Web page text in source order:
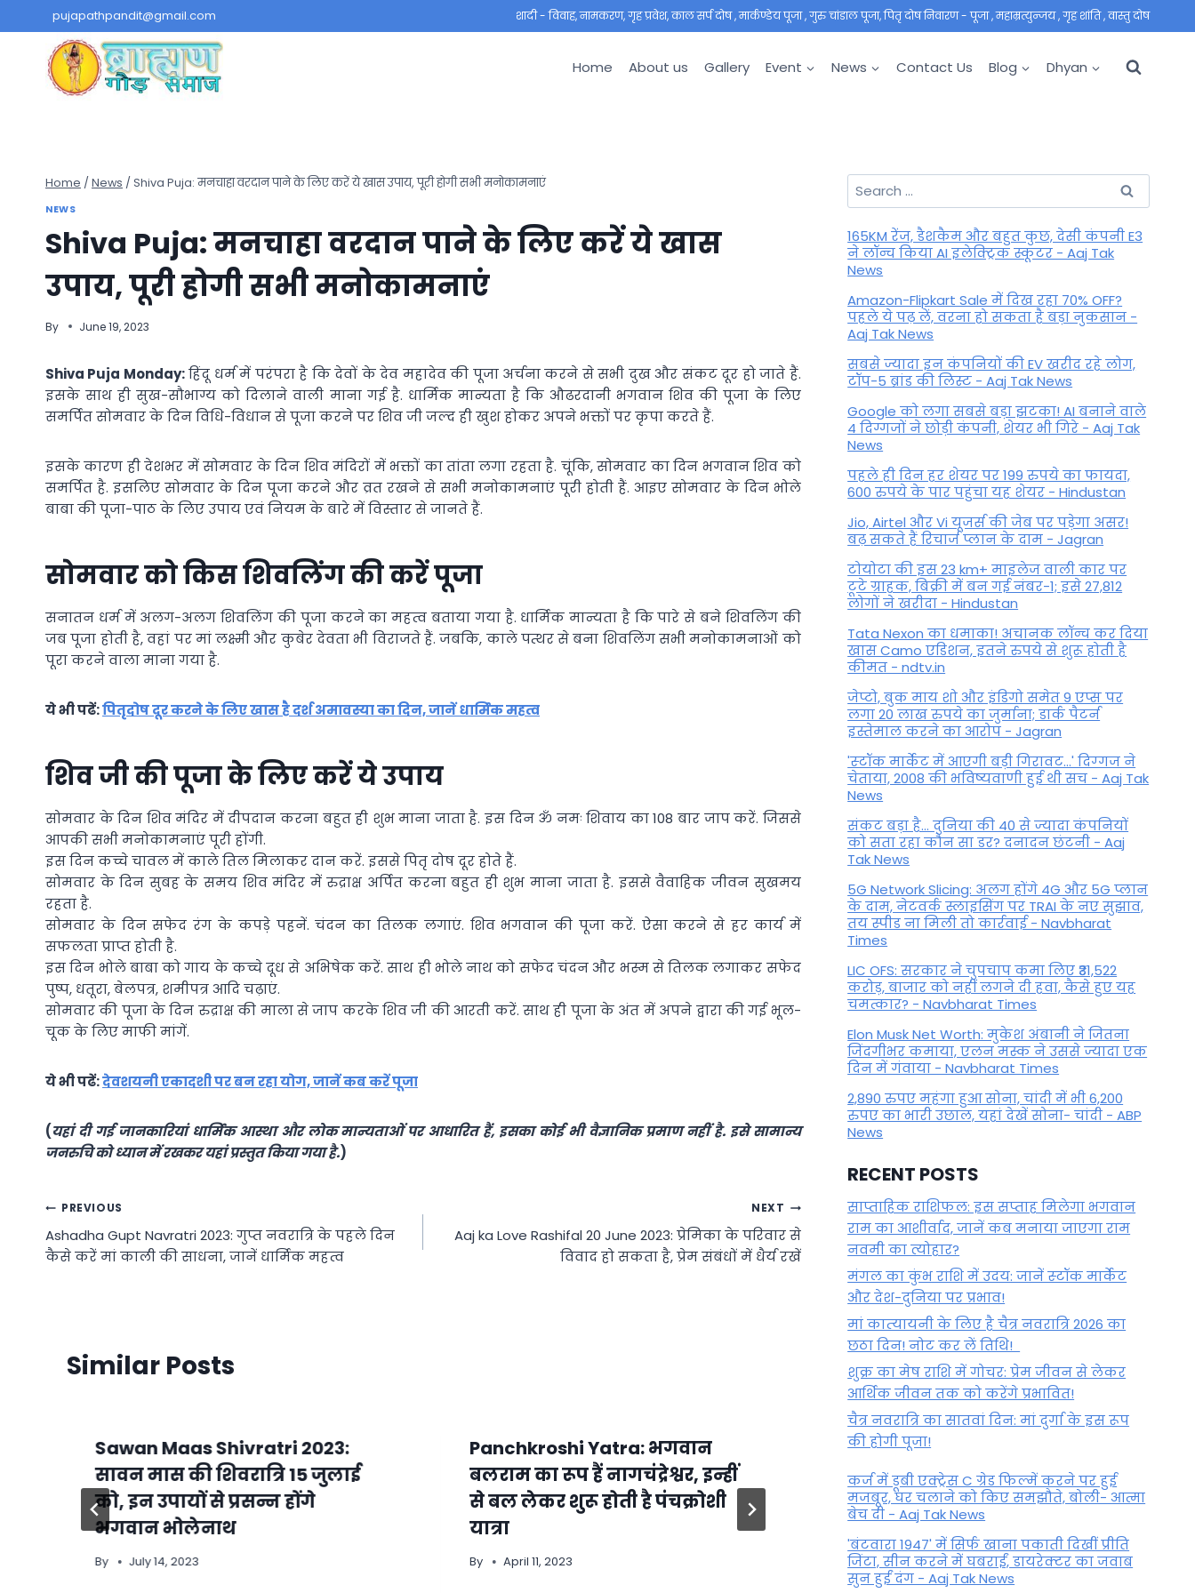
to
content
pujapathpandit@gmail.com शादी - विवाह, नामकरण, गृह प्रवेश, काल सर्प दोष , मार्कण्डेय पूजा , गुरु चांडाल पूजा, पितृ दोष निवारण - पूजा , महाम्रत्युन्जय , गृह शांति , वास्तु दोष
Home About us Gallery Event News Contact Us Blog Dhyan
Home / News / Shiva Puja: मनचाहा वरदान पाने के लिए करें ये खास उपाय, पूरी होगी सभी मनोकामनाएं
NEWS
Shiva Puja: मनचाहा वरदान पाने के लिए करें ये खास
उपाय, पूरी होगी सभी मनोकामनाएं
By June 19, 2023
Shiva Puja Monday:हिंदू धर्म में परंपरा है कि देवों के देव महादेव की पूजा अर्चना करने से सभी दुख और संकट दूर हो जाते हैं.
इसके साथ ही सुख-सौभाग्य को दिलाने वाली माना गई है. धार्मिक मान्यता है कि औढरदानी भगवान शिव की पूजा के लिए
समर्पित सोमवार के दिन विधि-विधान से पूजा करने पर शिव जी जल्द ही खुश होकर अपने भक्तों पर कृपा करते हैं.
इसके कारण ही देशभर में सोमवार के दिन शिव मंदिरों में भक्तों का तांता लगा रहता है. चूंकि, सोमवार का दिन भगवान शिव को
समर्पित है. इसलिए सोमवार के दिन पूजा करने और व्रत रखने से सभी मनोकामनाएं पूरी होती हैं. आइए सोमवार के दिन भोले
बाबा की पूजा-पाठ के लिए उपाय एवं नियम के बारे में विस्तार से जानते हैं.
सोमवार को किस शिवलिंग की करें पूजा
सनातन धर्म में अलग-अलग शिवलिंग की पूजा करने का महत्व बताया गया है. धार्मिक मान्यता है कि पारे से बने शिवलिंग की
जब पूजा होती है, वहां पर मां लक्ष्मी और कुबेर देवता भी विराजते हैं. जबकि, काले पत्थर से बना शिवलिंग सभी मनोकामनाओं को
पूरा करने वाला माना गया है.
ये भी पढें:पितृदोष दूर करने के लिए खास है दर्श अमावस्या का दिन, जानें धार्मिक महत्व
शिव जी की पूजा के लिए करें ये उपाय
सोमवार के दिन शिव मंदिर में दीपदान करना बहुत ही शुभ माना जाता है. इस दिन ॐ नमः शिवाय का 108 बार जाप करें. जिससे
आपकी सभी मनोकामनाएं पूरी होंगी.
इस दिन कच्चे चावल में काले तिल मिलाकर दान करें. इससे पितृ दोष दूर होते हैं.
सोमवार के दिन सुबह के समय शिव मंदिर में रुद्राक्ष अर्पित करना बहुत ही शुभ माना जाता है. इससे वैवाहिक जीवन सुखमय
रहता है.
सोमवार के दिन सफेद रंग के कपड़े पहनें. चंदन का तिलक लगाएं. शिव भगवान की पूजा करें. ऐसा करने से हर कार्य में
सफलता प्राप्त होती है.
इस दिन भोले बाबा को गाय के कच्चे दूध से अभिषेक करें. साथ ही भोले नाथ को सफेद चंदन और भस्म से तिलक लगाकर सफेद
पुष्प, धतूरा, बेलपत्र, शमीपत्र आदि चढ़ाएं.
सोमवार की पूजा के दिन रुद्राक्ष की माला से जाप करके शिव जी की आरती करें. साथ ही पूजा के अंत में अपने द्वारा की गई भूल-
चूक के लिए माफी मांगें.
ये भी पढें:देवशयनी एकादशी पर बन रहा योग, जानें कब करें पूजा
(यहां दी गई जानकारियां धार्मिक आस्था और लोक मान्यताओं पर आधारित हैं, इसका कोई भी वैज्ञानिक प्रमाण नहीं है. इसे सामान्य
जनरुचि को ध्यान में रखकर यहां प्रस्तुत किया गया है.)
Post
navigation
PREVIOUS
Ashadha Gupt Navratri 2023: गुप्त नवरात्रि के पहले दिन
कैसे करें मां काली की साधना, जानें धार्मिक महत्व
NEXT
Aaj ka Love Rashifal 20 June 2023: प्रेमिका के परिवार से
विवाद हो सकता है, प्रेम संबंधों में धैर्य रखें
Similar Posts
Sawan Maas Shivratri 2023:
सावन मास की शिवरात्रि 15 जुलाई
को, इन उपायों से प्रसन्न होंगे
भगवान भोलेनाथ
By July 14, 2023
Panchkroshi Yatra: भगवान
बलराम का रूप हैं नागचंद्रेश्वर, इन्हीं
से बल लेकर शुरू होती है पंचक्रोशी
यात्रा
By April 11, 2023
आज का धनु राशिफल, 18 सितंबर
2024, बुधवार – आशावाद के साथ
अवसरों को अपनाएं!
September 18, 2024
Search
for:
165KM रेंज, डैशकैम और बहुत कुछ, देसी कंपनी E3
ने लॉन्च किया AI इलेक्ट्रिक स्कूटर - Aaj Tak
News
Amazon-Flipkart Sale में दिख रहा 70% OFF?
पहले ये पढ़ लें, वरना हो सकता है बड़ा नुकसान -
Aaj Tak News
सबसे ज्यादा इन कंपनियों की EV खरीद रहे लोग,
टॉप-5 ब्रांड की लिस्ट - Aaj Tak News
Google को लगा सबसे बड़ा झटका! AI बनाने वाले
4 दिग्गजों ने छोड़ी कंपनी, शेयर भी गिरे - Aaj Tak
News
पहले ही दिन हर शेयर पर 199 रुपये का फायदा,
600 रुपये के पार पहुंचा यह शेयर - Hindustan
Jio, Airtel और Vi यूजर्स की जेब पर पड़ेगा असर!
बढ़ सकते हैं रिचार्ज प्लान के दाम - Jagran
टोयोटा की इस 23 km+ माइलेज वाली कार पर
टूटे ग्राहक, बिक्री में बन गई नंबर-1; इसे 27,812
लोगों ने खरीदा - Hindustan
Tata Nexon का धमाका! अचानक लॉन्च कर दिया
खास Camo एडिशन, इतने रुपये से शुरू होती है
कीमत - ndtv.in
जेप्टो, बुक माय शो और इंडिगो समेत 9 एप्स पर
लगा 20 लाख रुपये का जुर्माना; डार्क पैटर्न
इस्तेमाल करने का आरोप - Jagran
'स्‍टॉक मार्केट में आएगी बड़ी गिरावट...' दिग्‍गज ने
चेताया, 2008 की भविष्यवाणी हुई थी सच - Aaj Tak
News
संकट बड़ा है... दुनिया की 40 से ज्यादा कंपनियों
को सता रहा कौन सा डर? दनादन छंटनी - Aaj
Tak News
5G Network Slicing: अलग होंगे 4G और 5G प्लान
के दाम, नेटवर्क स्लाइसिंग पर TRAI के नए सुझाव,
तय स्पीड ना मिली तो कार्रवाई - Navbharat
Times
LIC OFS: सरकार ने चुपचाप कमा लिए ₹31,522
करोड़, बाजार को नहीं लगने दी हवा, कैसे हुए यह
चमत्कार? - Navbharat Times
Elon Musk Net Worth: मुकेश अंबानी ने जितना
जिंदगीभर कमाया, एलन मस्क ने उससे ज्यादा एक
दिन में गंवाया - Navbharat Times
2,890 रुपए महंगा हुआ सोना, चांदी में भी 6,200
रुपए का भारी उछाल, यहां देखें सोना- चांदी - ABP
News
RECENT POSTS
साप्ताहिक राशिफल: इस सप्ताह मिलेगा भगवान
राम का आशीर्वाद, जानें कब मनाया जाएगा राम
नवमी का त्योहार?
मंगल का कुंभ राशि में उदय: जानें स्‍टॉक मार्केट
और देश-दुनिया पर प्रभाव!
मां कात्‍यायनी के लिए है चैत्र नवरात्रि 2026 का
छठा दिन! नोट कर लें तिथि!
शुक्र का मेष राशि में गोचर: प्रेम जीवन से लेकर
आर्थिक जीवन तक को करेंगे प्रभावित!
चैत्र नवरात्रि का सातवां दिन: मां दुर्गा के इस रूप
की होगी पूजा!
कर्ज में डूबी एक्ट्रेस C ग्रेड फिल्में करने पर हुई
मजबूर, घर चलाने को किए समझौते, बोली- आत्मा
बेच दी - Aaj Tak News
'बंटवारा 1947' में सिर्फ खाना पकाती दिखीं प्रीति
जिंटा, सीन करने में घबराईं, डायरेक्टर का जवाब
सुन हुईं दंग - Aaj Tak News